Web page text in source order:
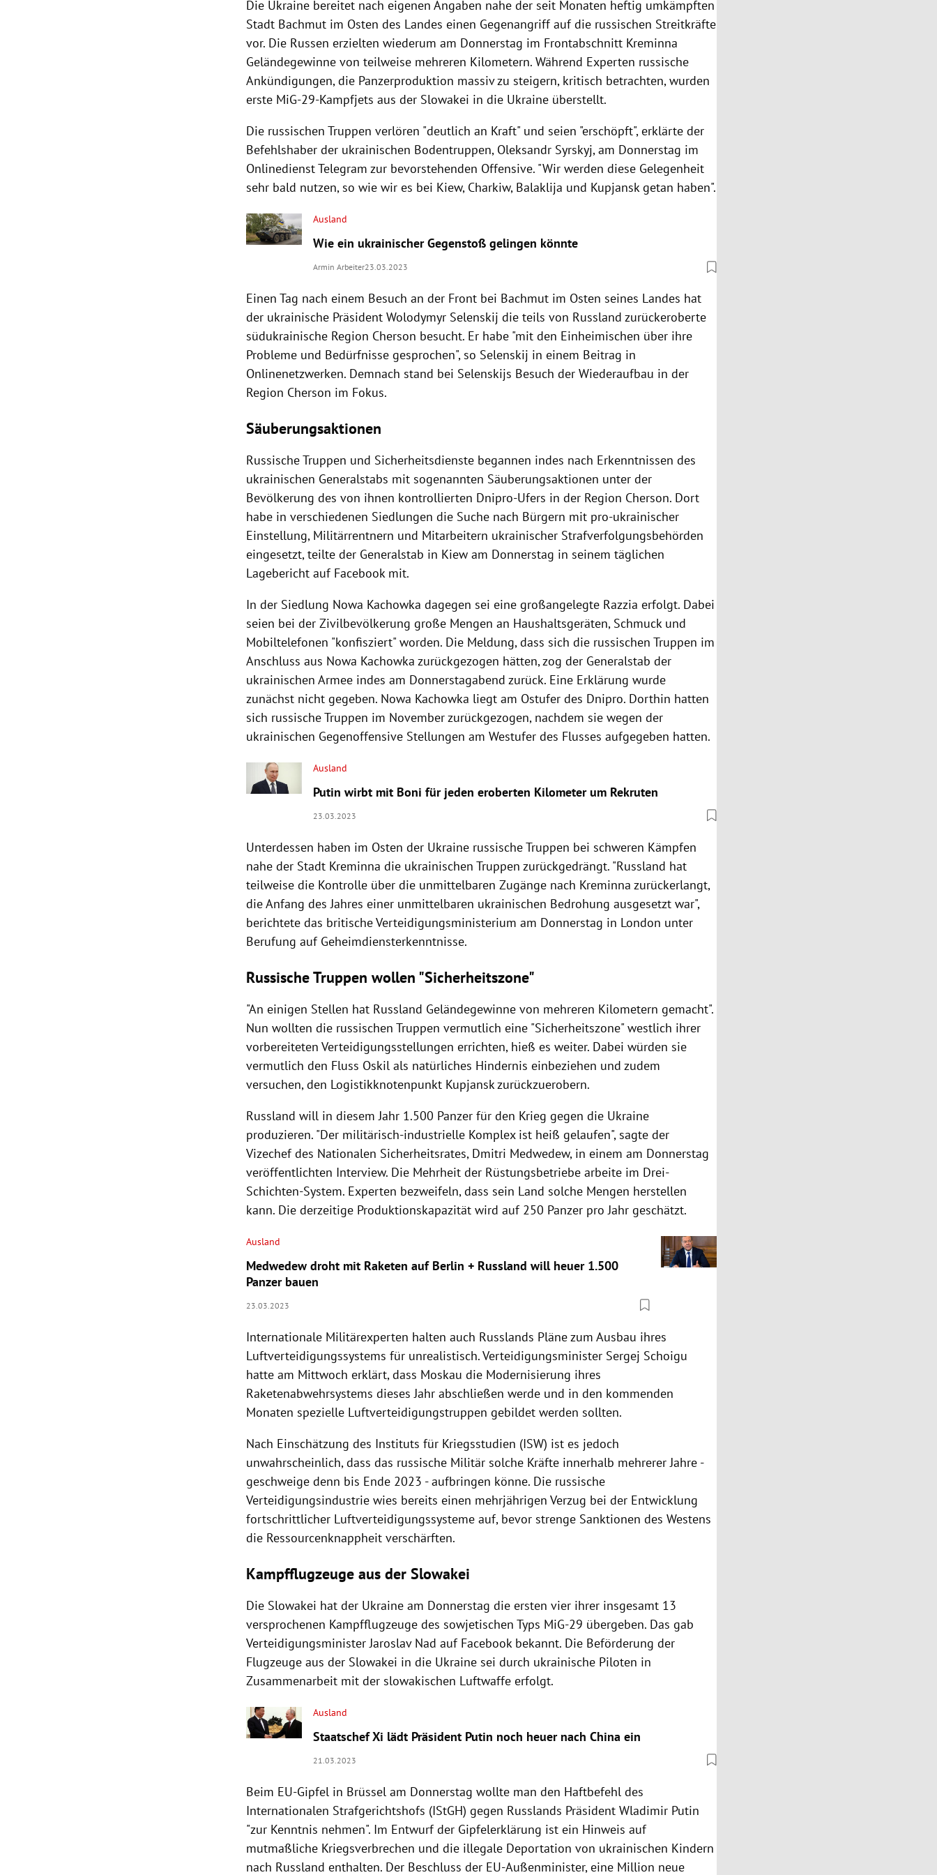
Die Ukraine bereitet nach eigenen Angaben nahe der seit Monaten heftig umkämpften
Stadt Bachmut im Osten des Landes einen Gegenangriff auf die russischen Streitkräfte
vor. Die Russen erzielten wiederum am Donnerstag im Frontabschnitt Kreminna
Geländegewinne von teilweise mehreren Kilometern. Während Experten russische
Ankündigungen, die Panzerproduktion massiv zu steigern, kritisch betrachten, wurden
erste MiG-29-Kampfjets aus der Slowakei in die Ukraine überstellt.
Die russischen Truppen verlören "deutlich an Kraft" und seien "erschöpft", erklärte der
Befehlshaber der ukrainischen Bodentruppen, Oleksandr Syrskyj, am Donnerstag im
Onlinedienst Telegram zur bevorstehenden Offensive. "Wir werden diese Gelegenheit
sehr bald nutzen, so wie wir es bei Kiew, Charkiw, Balaklija und Kupjansk getan haben".
Ausland
Wie ein ukrainischer Gegenstoß gelingen könnte
Armin Arbeiter23.03.2023
Einen Tag nach einem Besuch an der Front bei Bachmut im Osten seines Landes hat
der ukrainische Präsident Wolodymyr Selenskij die teils von Russland zurückeroberte
südukrainische Region Cherson besucht. Er habe "mit den Einheimischen über ihre
Probleme und Bedürfnisse gesprochen", so Selenskij in einem Beitrag in
Onlinenetzwerken. Demnach stand bei Selenskijs Besuch der Wiederaufbau in der
Region Cherson im Fokus.
Säuberungsaktionen
Russische Truppen und Sicherheitsdienste begannen indes nach Erkenntnissen des
ukrainischen Generalstabs mit sogenannten Säuberungsaktionen unter der
Bevölkerung des von ihnen kontrollierten Dnipro-Ufers in der Region Cherson. Dort
habe in verschiedenen Siedlungen die Suche nach Bürgern mit pro-ukrainischer
Einstellung, Militärrentnern und Mitarbeitern ukrainischer Strafverfolgungsbehörden
eingesetzt, teilte der Generalstab in Kiew am Donnerstag in seinem täglichen
Lagebericht auf Facebook mit.
In der Siedlung Nowa Kachowka dagegen sei eine großangelegte Razzia erfolgt. Dabei
seien bei der Zivilbevölkerung große Mengen an Haushaltsgeräten, Schmuck und
Mobiltelefonen "konfisziert" worden. Die Meldung, dass sich die russischen Truppen im
Anschluss aus Nowa Kachowka zurückgezogen hätten, zog der Generalstab der
ukrainischen Armee indes am Donnerstagabend zurück. Eine Erklärung wurde
zunächst nicht gegeben. Nowa Kachowka liegt am Ostufer des Dnipro. Dorthin hatten
sich russische Truppen im November zurückgezogen, nachdem sie wegen der
ukrainischen Gegenoffensive Stellungen am Westufer des Flusses aufgegeben hatten.
Ausland
Putin wirbt mit Boni für jeden eroberten Kilometer um Rekruten
23.03.2023
Unterdessen haben im Osten der Ukraine russische Truppen bei schweren Kämpfen
nahe der Stadt Kreminna die ukrainischen Truppen zurückgedrängt. "Russland hat
teilweise die Kontrolle über die unmittelbaren Zugänge nach Kreminna zurückerlangt,
die Anfang des Jahres einer unmittelbaren ukrainischen Bedrohung ausgesetzt war",
berichtete das britische Verteidigungsministerium am Donnerstag in London unter
Berufung auf Geheimdiensterkenntnisse.
Russische Truppen wollen "Sicherheitszone"
"An einigen Stellen hat Russland Geländegewinne von mehreren Kilometern gemacht".
Nun wollten die russischen Truppen vermutlich eine "Sicherheitszone" westlich ihrer
vorbereiteten Verteidigungsstellungen errichten, hieß es weiter. Dabei würden sie
vermutlich den Fluss Oskil als natürliches Hindernis einbeziehen und zudem
versuchen, den Logistikknotenpunkt Kupjansk zurückzuerobern.
Russland will in diesem Jahr 1.500 Panzer für den Krieg gegen die Ukraine
produzieren. "Der militärisch-industrielle Komplex ist heiß gelaufen", sagte der
Vizechef des Nationalen Sicherheitsrates, Dmitri Medwedew, in einem am Donnerstag
veröffentlichten Interview. Die Mehrheit der Rüstungsbetriebe arbeite im Drei-
Schichten-System. Experten bezweifeln, dass sein Land solche Mengen herstellen
kann. Die derzeitige Produktionskapazität wird auf 250 Panzer pro Jahr geschätzt.
Ausland
Medwedew droht mit Raketen auf Berlin + Russland will heuer 1.500
Panzer bauen
23.03.2023
Internationale Militärexperten halten auch Russlands Pläne zum Ausbau ihres
Luftverteidigungssystems für unrealistisch. Verteidigungsminister Sergej Schoigu
hatte am Mittwoch erklärt, dass Moskau die Modernisierung ihres
Raketenabwehrsystems dieses Jahr abschließen werde und in den kommenden
Monaten spezielle Luftverteidigungstruppen gebildet werden sollten.
Nach Einschätzung des Instituts für Kriegsstudien (ISW) ist es jedoch
unwahrscheinlich, dass das russische Militär solche Kräfte innerhalb mehrerer Jahre -
geschweige denn bis Ende 2023 - aufbringen könne. Die russische
Verteidigungsindustrie wies bereits einen mehrjährigen Verzug bei der Entwicklung
fortschrittlicher Luftverteidigungssysteme auf, bevor strenge Sanktionen des Westens
die Ressourcenknappheit verschärften.
Kampfflugzeuge aus der Slowakei
Die Slowakei hat der Ukraine am Donnerstag die ersten vier ihrer insgesamt 13
versprochenen Kampfflugzeuge des sowjetischen Typs MiG-29 übergeben. Das gab
Verteidigungsminister Jaroslav Nad auf Facebook bekannt. Die Beförderung der
Flugzeuge aus der Slowakei in die Ukraine sei durch ukrainische Piloten in
Zusammenarbeit mit der slowakischen Luftwaffe erfolgt.
Ausland
Staatschef Xi lädt Präsident Putin noch heuer nach China ein
21.03.2023
Beim EU-Gipfel in Brüssel am Donnerstag wollte man den Haftbefehl des
Internationalen Strafgerichtshofs (IStGH) gegen Russlands Präsident Wladimir Putin
"zur Kenntnis nehmen". Im Entwurf der Gipfelerklärung ist ein Hinweis auf
mutmaßliche Kriegsverbrechen und die illegale Deportation von ukrainischen Kindern
nach Russland enthalten. Der Beschluss der EU-Außenminister, eine Million neue